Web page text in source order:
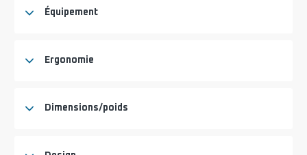
Équipement
Ergonomie
Dimensions/poids